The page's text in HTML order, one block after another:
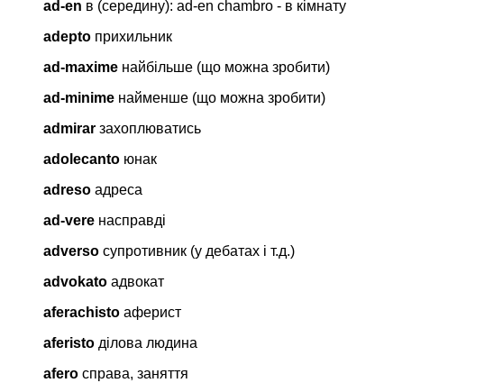
ad-en в (середину): ad-en chambro - в кімнату
adepto прихильник
ad-maxime найбільше (що можна зробити)
ad-minime найменше (що можна зробити)
admirar захоплюватись
adolecanto юнак
adreso адреса
ad-vere насправді
adverso супротивник (у дебатах і т.д.)
advokato адвокат
aferachisto аферист
aferisto ділова людина
afero справа, заняття